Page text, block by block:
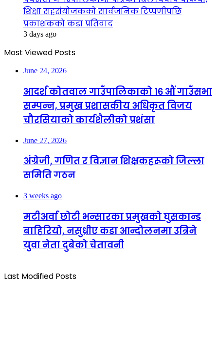
शिक्षा सहसंयोजकको सार्वजनिक टिप्पणीपछि
प्रकाशकको कडा प्रतिवाद
3 days ago
Most Viewed Posts
June 24, 2026
आदर्श कोतवाल गाउँपालिकाको १६ औं गाउँसभा
सम्पन्न, प्रमुख प्रशासकीय अधिकृत विजय
चौरसियाको कार्यशैलीको प्रशंसा
June 27, 2026
अंग्रेजी, गणित र विज्ञान शिक्षकहरूको जिल्ला
समिति गठन
3 weeks ago
मटीअर्वा छोटी भन्सारका प्रमुखको घुसकान्ड
बाहिरियो, नसुध्रीए कडा आन्दोलनमा उत्रिने
युवा नेता दुबेको चेतावनी
Last Modified Posts